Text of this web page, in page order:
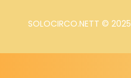
SOLOCIRCO.NETT © 2025